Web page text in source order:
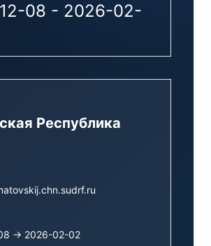
08 - 2026-02-
Республика
→ 2026-02-02